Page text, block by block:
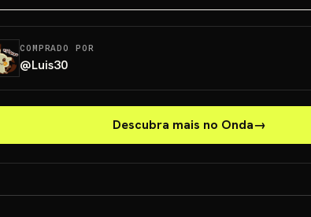
COMPRADO POR
@Luis30
Descubra mais no Onda→